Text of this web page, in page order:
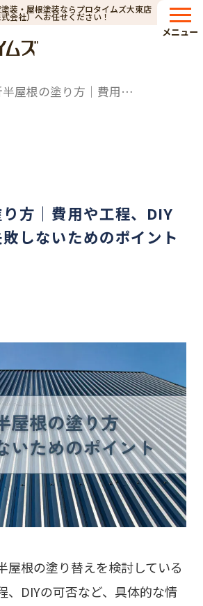
装・屋根塗装ならプロタイムズ大東店（小林建
会社）へお任せください！
メニュー
折半屋根の塗り方｜費用や工程、DIYでできる？失敗しないためのポイントも解説
方｜費用や工程、DIY
しないためのポイント
屋根の塗り替えを検討している
、DIYの可否など、具体的な情